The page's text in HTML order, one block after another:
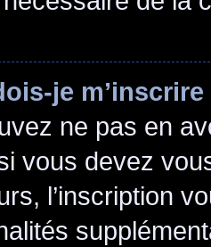
je
ne pas en
vous devez
l’inscription